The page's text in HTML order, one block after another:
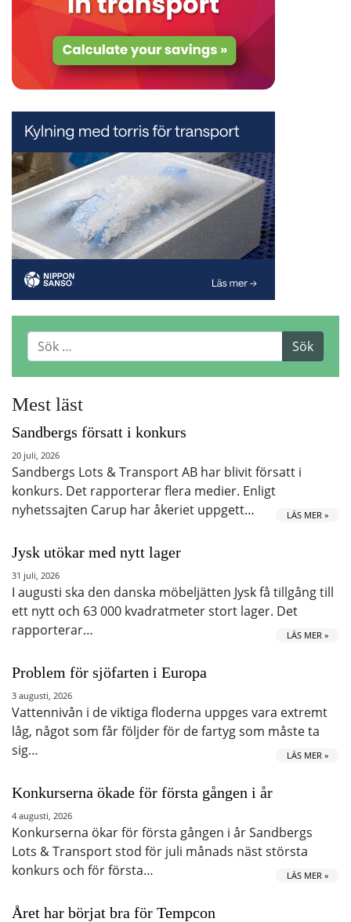
Mest läst
Sandbergs försatt i konkurs
20 juli, 2026
Sandbergs Lots & Transport AB har blivit försatt i
konkurs. Det rapporterar flera medier. Enligt
nyhetssajten Carup har åkeriet uppgett…
LÄS MER »
Jysk utökar med nytt lager
31 juli, 2026
I augusti ska den danska möbeljätten Jysk få tillgång till
ett nytt och 63 000 kvadratmeter stort lager. Det
rapporterar…
LÄS MER »
Problem för sjöfarten i Europa
3 augusti, 2026
Vattennivån i de viktiga floderna uppges vara extremt
låg, något som får följder för de fartyg som måste ta
sig…
LÄS MER »
Konkurserna ökade för första gången i år
4 augusti, 2026
Konkurserna ökar för första gången i år Sandbergs
Lots & Transport stod för juli månads näst största
konkurs och för första…
LÄS MER »
Året har börjat bra för Tempcon